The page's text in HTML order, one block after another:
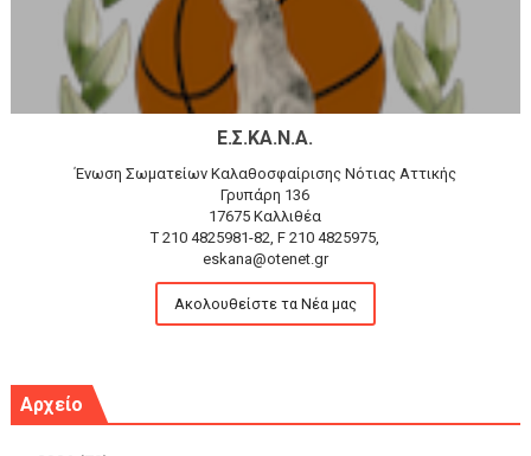
Ε.Σ.ΚΑ.Ν.Α.
Ένωση Σωματείων Καλαθοσφαίρισης Νότιας Αττικής
Γρυπάρη 136
17675 Καλλιθέα
T 210 4825981-82, F 210 4825975,
eskana@otenet.gr
Ακολουθείστε τα Νέα μας
Αρχείο